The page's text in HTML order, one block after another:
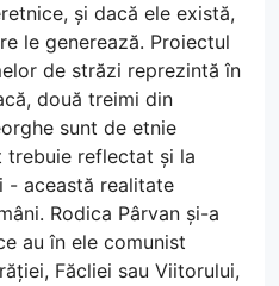
și dacă ele există,
le generează. Proiectul
de străzi reprezintă în
două treimi din
sunt de etnie
trebuie reflectat și la
- această realitate
Rodica Pârvan și-a
au în ele comunist
Făcliei sau Viitorului,